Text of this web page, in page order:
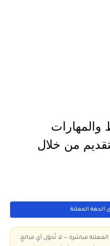
والمهارات
من خلال
الجهة المعلنة
مباشرة — لا تُحوّل أي مبالغ،